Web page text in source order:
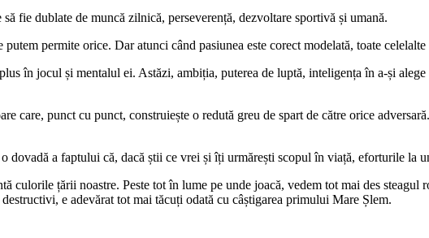
fie dublate de muncă zilnică, perseverență, dezvoltare sportivă și umană.
permite orice. Dar atunci când pasiunea este corect modelată, toate
în jocul și mentalul ei. Astăzi, ambiția, puterea de luptă, inteligența în a-și
punct cu punct, construiește o redută greu de spart de către orice
dovadă a faptului că, dacă știi ce vrei și îți urmărești scopul în viață, eforturile la
culorile țării noastre. Peste tot în lume pe unde joacă, vedem tot mai des steagul
e adevărat tot mai tăcuți odată cu câștigarea primului Mare Șlem.